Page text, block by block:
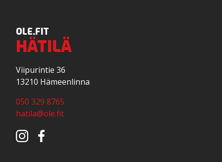
OLE.FIT
HÄTILÄ
Viipurintie 36
13210 Hämeenlinna
050 329 8765
hatila@ole.fit